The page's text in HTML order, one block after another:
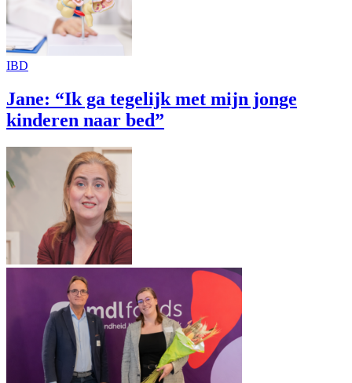
IBD
Jane: “Ik ga tegelijk met mijn jonge
kinderen naar bed”